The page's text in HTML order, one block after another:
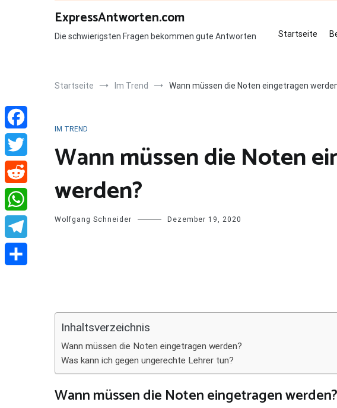
ExpressAntworten.com
Die schwierigsten Fragen bekommen gute Antworten Startseite
Startseite Im Trend Wann müssen die Noten eingetragen
IM TREND
Wann müssen die Noten
werden?
Wolfgang Schneider Dezember 19, 2020
Inhaltsverzeichnis
Wann müssen die Noten eingetragen werden?
Was kann ich gegen ungerechte Lehrer tun?
Wann müssen die Noten eingetragen werden?
Facebook
Twitter
Reddit
WhatsApp
Telegram